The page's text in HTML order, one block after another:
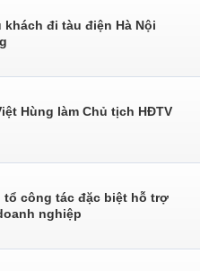
khách đi tàu điện Hà Nội
Hùng làm Chủ tịch HĐTV
tổ công tác đặc biệt hỗ trợ
nghiệp